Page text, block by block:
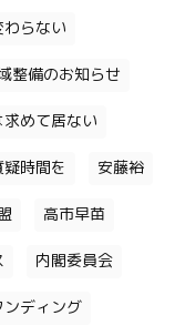
らない
整備のお知らせ
めて居ない
時間を 安藤裕
高市早苗
内閣委員会
ディング